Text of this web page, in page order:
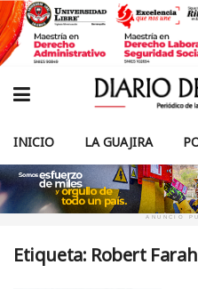
INICIO LA GUAJIRA
ANUNCIO
Etiqueta: Robert Farah